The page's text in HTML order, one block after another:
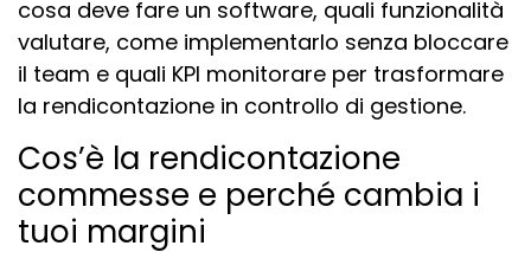
cosa deve fare un software, quali funzionalità
valutare, come implementarlo senza bloccare
il team e quali KPI monitorare per trasformare
la rendicontazione in controllo di gestione.
Cos’è la rendicontazione
commesse e perché cambia i
tuoi margini